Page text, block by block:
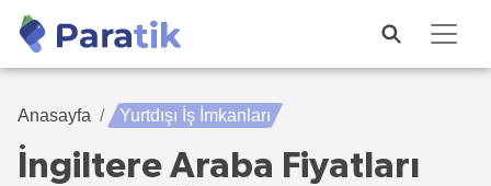
Anasayfa Yurtdışı İş İmkanları
İngiltere Araba Fiyatları